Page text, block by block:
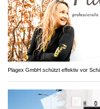
Plagex GmbH schützt effektiv vor